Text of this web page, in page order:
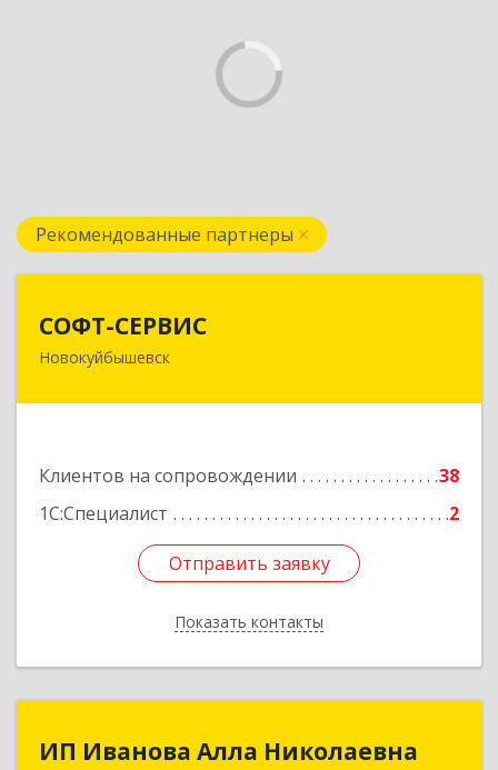
Рекомендованные партнеры
СОФТ-СЕРВИС
Новокуйбышевск
Клиентов на сопровождении
38
1С:Специалист
2
Отправить заявку
Показать контакты
446206, Самарская обл, Новокуйбышевск г,
Отправить заявку
Назад
ИП Иванова Алла Николаевна